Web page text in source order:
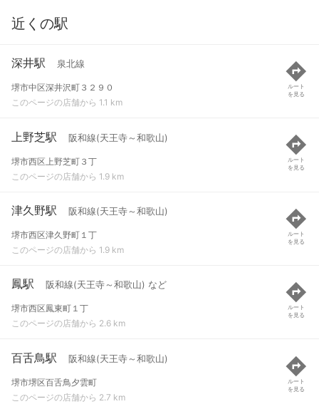
近くの駅
深井駅 泉北線
堺市中区深井沢町３２９０
このページの店舗から 1.1 km
ルート
を見る
上野芝駅 阪和線(天王寺～和歌山)
堺市西区上野芝町３丁
このページの店舗から 1.9 km
ルート
を見る
津久野駅 阪和線(天王寺～和歌山)
堺市西区津久野町１丁
このページの店舗から 1.9 km
ルート
を見る
鳳駅 阪和線(天王寺～和歌山) など
堺市西区鳳東町１丁
このページの店舗から 2.6 km
ルート
を見る
百舌鳥駅 阪和線(天王寺～和歌山)
堺市堺区百舌鳥夕雲町
このページの店舗から 2.7 km
ルート
を見る